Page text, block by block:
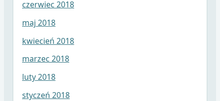
czerwiec 2018
maj 2018
kwiecień 2018
marzec 2018
luty 2018
styczeń 2018